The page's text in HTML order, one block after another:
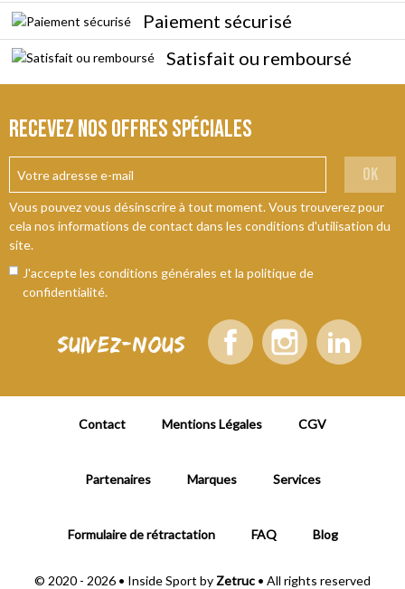
Paiement sécurisé
Satisfait ou remboursé
Recevez nos offres spéciales
ok
Vous pouvez vous désinscrire à tout moment. Vous trouverez pour
cela nos informations de contact dans les conditions d'utilisation du
site.
J'accepte les conditions générales et la politique de
confidentialité.
Suivez-nous
Contact Mentions Légales CGV
Partenaires Marques Services
Formulaire de rétractation FAQ Blog
© 2020 - 2026 • Inside Sport by Zetruc • All rights reserved